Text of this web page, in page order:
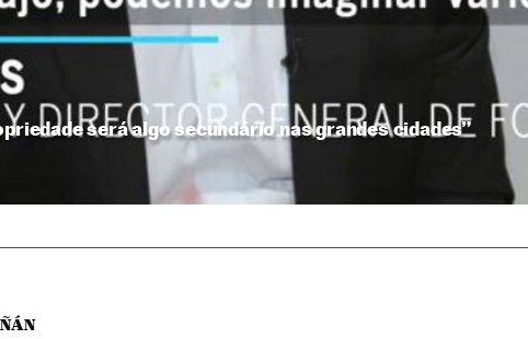
será algo secundário nas grandes cidades”